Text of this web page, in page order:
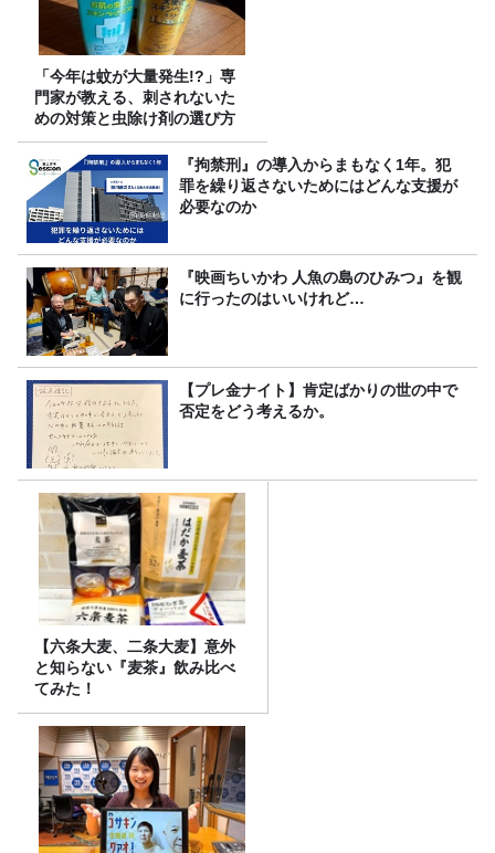
「今年は蚊が大量発生!?」専
門家が教える、刺されないた
めの対策と虫除け剤の選び方
『拘禁刑』の導入からまもなく1年。犯
罪を繰り返さないためにはどんな支援が
必要なのか
『映画ちいかわ 人魚の島のひみつ』を観
に行ったのはいいけれど…
【プレ金ナイト】肯定ばかりの世の中で
否定をどう考えるか。
【六条大麦、二条大麦】意外
と知らない『麦茶』飲み比べ
てみた！